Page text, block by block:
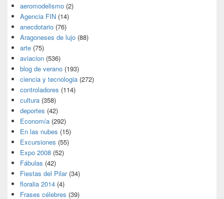
aeromodelismo (2)
Agencia FIN (14)
anecdotario (76)
Aragoneses de lujo (88)
arte (75)
aviacion (536)
blog de verano (193)
ciencia y tecnologia (272)
controladores (114)
cultura (358)
deportes (42)
Economía (292)
En las nubes (15)
Excursiones (55)
Expo 2008 (52)
Fábulas (42)
Fiestas del Pilar(34)
floralia 2014 (4)
Frases célebres (39)